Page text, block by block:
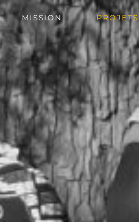
MISSION PROJETS